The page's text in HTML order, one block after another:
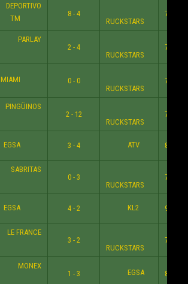
DEPORTIVO
TM
8 - 4
RUCKSTARS
7:30
PARLAY
2 - 4
RUCKSTARS
7:30
MIAMI
0 - 0
RUCKSTARS
7:30
PINGÜINOS
2 - 12
RUCKSTARS
7:30
EGSA 3 - 4 ATV 8:30
SABRITAS
0 - 3
RUCKSTARS
7:30
EGSA 4 - 2 KL2 9:30
LE FRANCE
3 - 2
RUCKSTARS
7:30
MONEX
1 - 3
EGSA 8:30